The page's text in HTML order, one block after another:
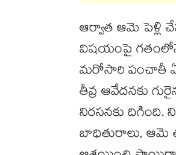
ఆర్వాత ఆమె పెళ్లి
విషయంపై
మరోసారి పంచాతీ
తీవ్ర ఆవేదనకు
నిరసనకు దిగింది.
బాధితురాలు, ఆమె